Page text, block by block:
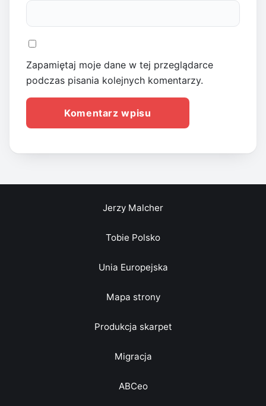
Zapamiętaj moje dane w tej przeglądarce
podczas pisania kolejnych komentarzy.
Jerzy Malcher
Tobie Polsko
Unia Europejska
Mapa strony
Produkcja skarpet
Migracja
ABCeo